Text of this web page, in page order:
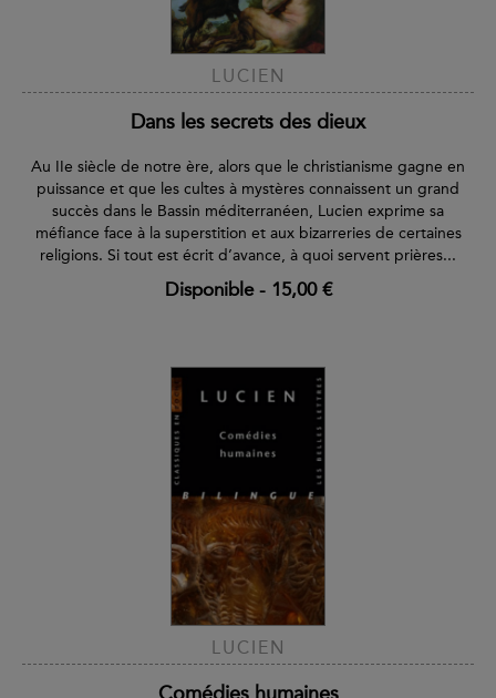
LUCIEN
Dans les secrets des dieux
Au IIe siècle de notre ère, alors que le christianisme gagne en
puissance et que les cultes à mystères connaissent un grand
succès dans le Bassin méditerranéen, Lucien exprime sa
méfiance face à la superstition et aux bizarreries de certaines
religions. Si tout est écrit d’avance, à quoi servent prières...
Disponible- 15,00 €
LUCIEN